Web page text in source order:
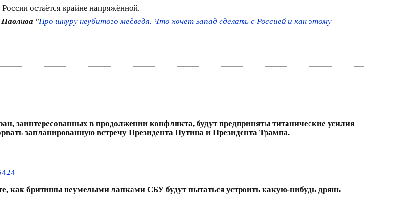
остаётся крайне напряжённой.
"Про шкуру неубитого медведя. Что хочет Запад сделать с Россией и как этому
заинтересованных в продолжении конфликта, будут предприняты титанические усилия
запланированную встречу Президента Путина и Президента Трампа.
как бритишы неумелыми лапками СБУ будут пытаться устроить какую-нибудь дрянь